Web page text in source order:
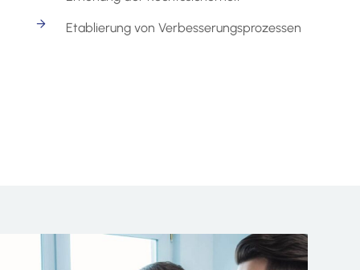
Etablierung von Verbesserungsprozessen
Unsere Beratungsleistungen für Sie